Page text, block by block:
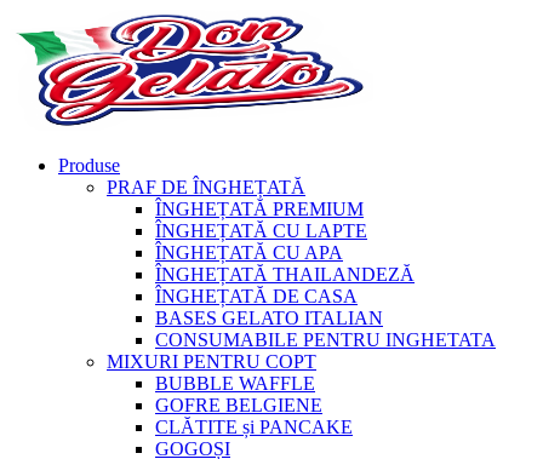
Produse
PRAF DE ÎNGHEȚATĂ
ÎNGHEȚATĂ PREMIUM
ÎNGHEȚATĂ CU LAPTE
ÎNGHEȚATĂ CU APA
ÎNGHEȚATĂ THAILANDEZĂ
ÎNGHEȚATĂ DE CASA
BASES GELATO ITALIAN
CONSUMABILE PENTRU INGHETATA
MIXURI PENTRU COPT
BUBBLE WAFFLE
GOFRE BELGIENE
CLĂTITE și PANCAKE
GOGOȘI